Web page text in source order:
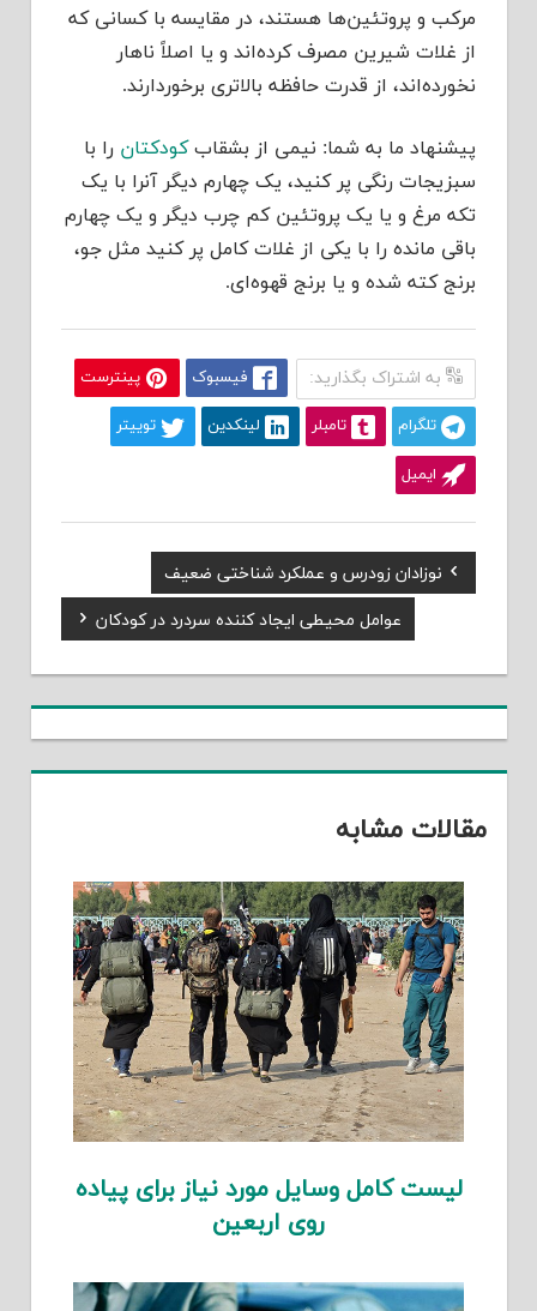
مرکب و پروتئین‌ها هستند، در مقایسه با کسانی که
از غلات شیرین مصرف کرده‌اند و یا اصلاً ناهار
نخورده‌اند، از قدرت حافظه بالاتری برخوردارند.
پیشنهاد ما به شما: نیمی از بشقابکودکتان را با
سبزیجات رنگی پر کنید، یک چهارم دیگر آنرا با یک
تکه مرغ و یا یک پروتئین کم چرب دیگر و یک چهارم
باقی مانده را با یکی از غلات کامل پر کنید مثل جو،
برنج کته شده و یا برنج قهوه‌ای.
به اشتراک بگذارید: فیسبوک پینترست
تلگرام تامبلر لینکدین توییتر
ایمیل
راهبری
نوشته
Previous
Post:
نوزادان زودرس و عملکرد شناختی ضعیف
Next
Post:
عوامل محیطی ایجاد کننده سردرد در کودکان
مقالات مشابه
لیست کامل وسایل مورد نیاز برای پیاده
روی اربعین